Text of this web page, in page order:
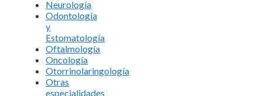
Neurología
Odontología
y
Estomatología
Oftalmología
Oncología
Otorrinolaringología
Otras
especialidades